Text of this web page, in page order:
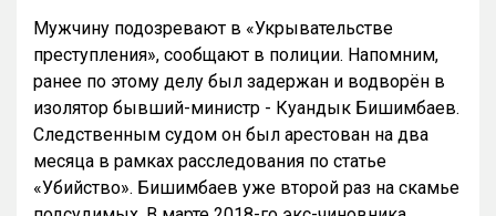
Мужчину подозревают в «Укрывательстве
преступления», сообщают в полиции. Напомним,
ранее по этому делу был задержан и водворён в
изолятор бывший-министр - Куандык Бишимбаев.
Следственным судом он был арестован на два
месяца в рамках расследования по статье
«Убийство». Бишимбаев уже второй раз на скамье